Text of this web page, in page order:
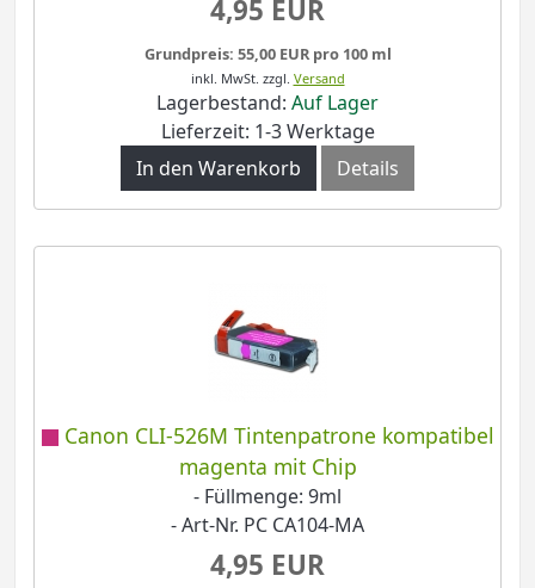
4,95 EUR
Grundpreis: 55,00 EUR pro 100 ml
inkl. MwSt. zzgl. Versand
Lagerbestand: Auf Lager
Lieferzeit: 1-3 Werktage
In den Warenkorb
Details
Canon CLI-526M Tintenpatrone kompatibel
magenta mit Chip
- Füllmenge: 9ml
- Art-Nr. PC CA104-MA
4,95 EUR